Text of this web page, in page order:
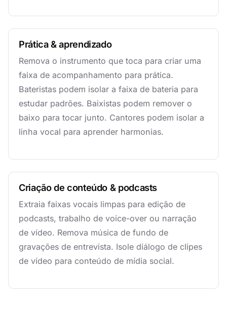
Prática & aprendizado
Remova o instrumento que toca para criar uma
faixa de acompanhamento para prática.
Bateristas podem isolar a faixa de bateria para
estudar padrões. Baixistas podem remover o
baixo para tocar junto. Cantores podem isolar a
linha vocal para aprender harmonias.
Criação de conteúdo & podcasts
Extraia faixas vocais limpas para edição de
podcasts, trabalho de voice-over ou narração
de vídeo. Remova música de fundo de
gravações de entrevista. Isole diálogo de clipes
de vídeo para conteúdo de mídia social.